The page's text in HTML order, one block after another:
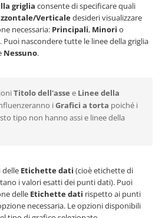
griglia consente di specificare quali
Verticaledesideri visualizzare
necessaria: Principali, Minori o
. Puoi nascondere tutte le linee della griglia
Nessuno.
Titolo dell'asse e Linee della
iGrafici a torta poiché i
tipo non hanno assi e linee della
delle Etichette dati (cioè etichette di
i valori esatti dei punti dati). Puoi
delle Etichette dati rispetto ai punti
necessaria. Le opzioni disponibili